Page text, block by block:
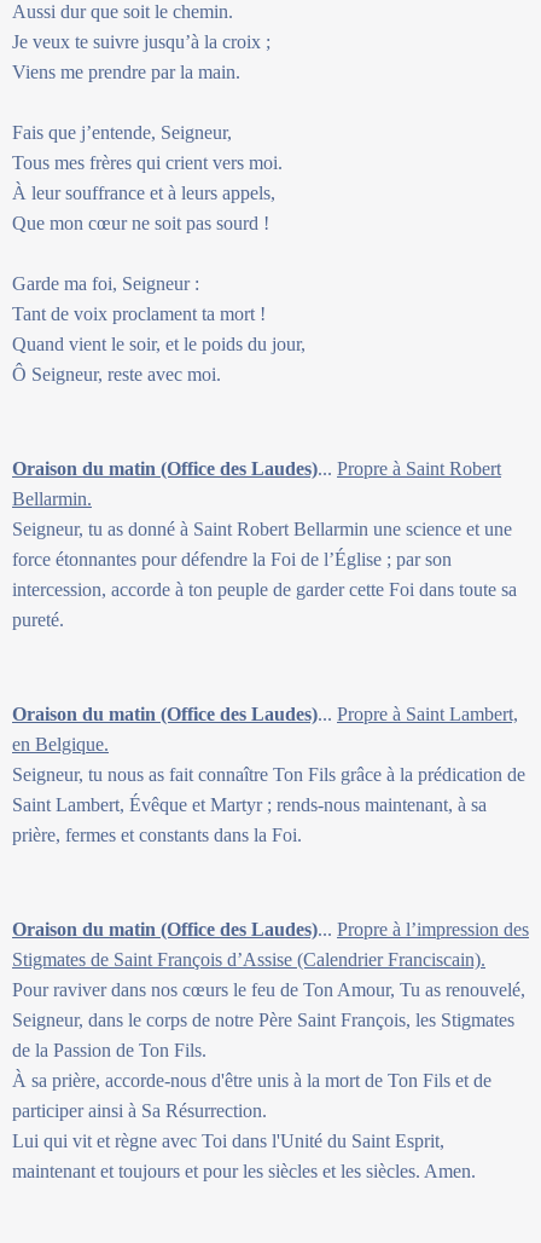
Aussi dur que soit le chemin.
Je veux te suivre jusqu’à la croix ;
Viens me prendre par la main.
Fais que j’entende, Seigneur,
Tous mes frères qui crient vers moi.
À leur souffrance et à leurs appels,
Que mon cœur ne soit pas sourd !
Garde ma foi, Seigneur :
Tant de voix proclament ta mort !
Quand vient le soir, et le poids du jour,
Ô Seigneur, reste avec moi.
Oraison du matin (Office des Laudes)... Propre à Saint Robert
Bellarmin.
Seigneur, tu as donné à Saint Robert Bellarmin une science et une
force étonnantes pour défendre la Foi de l’Église ; par son
intercession, accorde à ton peuple de garder cette Foi dans toute sa
pureté.
Oraison du matin (Office des Laudes)... Propre à Saint Lambert,
en Belgique.
Seigneur, tu nous as fait connaître Ton Fils grâce à la prédication de
Saint Lambert, Évêque et Martyr ; rends-nous maintenant, à sa
prière, fermes et constants dans la Foi.
Oraison du matin (Office des Laudes)... Propre à l’impression des
Stigmates de Saint François d’Assise (Calendrier Franciscain).
Pour raviver dans nos cœurs le feu de Ton Amour, Tu as renouvelé,
Seigneur, dans le corps de notre Père Saint François, les Stigmates
de la Passion de Ton Fils.
À sa prière, accorde-nous d'être unis à la mort de Ton Fils et de
participer ainsi à Sa Résurrection.
Lui qui vit et règne avec Toi dans l'Unité du Saint Esprit,
maintenant et toujours et pour les siècles et les siècles. Amen.